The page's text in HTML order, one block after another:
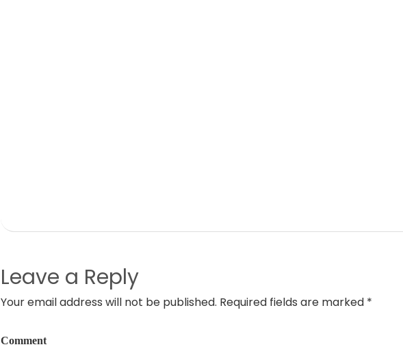
Leave a Reply
Your email address will not be published. Required fields are marked *
Comment